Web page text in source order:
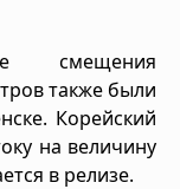
смещения
также были
Корейский
на величину
в релизе.